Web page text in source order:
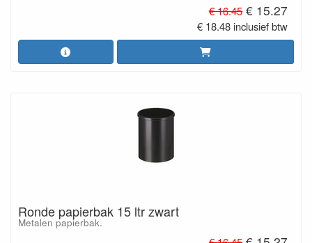
€ 16.45 € 15.27
€ 18.48 inclusief btw
Ronde papierbak 15 ltr zwart
Metalen papierbak.